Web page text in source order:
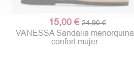
15,00 € 24,90 €
VANESSA Sandalia menorquina
confort mujer